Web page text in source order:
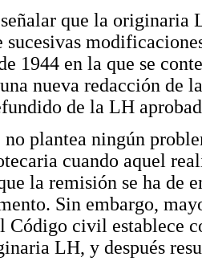
que la originaria
sucesivas
1944 en la que se
nueva redacción de
de la LH
plantea ningún
cuando aquel
la remisión se ha de
Sin embargo,
Código civil establece
LH, y después